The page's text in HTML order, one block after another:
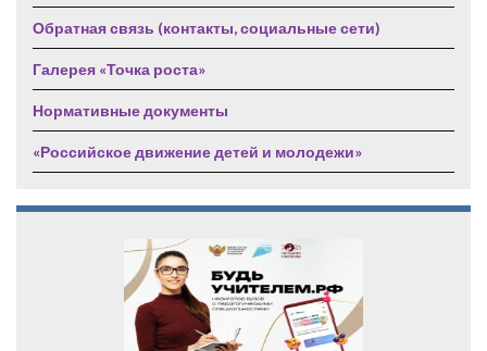
Обратная связь (контакты, социальные сети)
Галерея «Точка роста»
Нормативные документы
«Российское движение детей и молодежи»